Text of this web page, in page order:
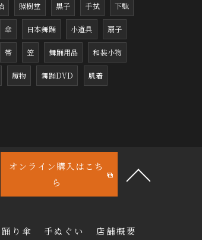
照樹堂 黒子 手拭 下駄
傘 日本舞踊 小道具 扇子
帯 笠 舞踊用品 和装小物
履物 舞踊DVD 肌着
オンライン購入はこち
ら
踊り傘 手ぬぐい 店舗概要